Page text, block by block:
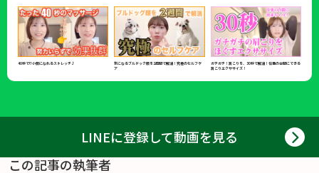
40秒で!?小顔になれるストレッチ♪
気になるブルドック顔を2週間で解消！究極のセルフケ
ア
ガチガチ！肩こりを、30秒で解消！仕事の合間にできる
肩こりエクササイズ！
LINEに登録して動画を見る
この記事の執筆者